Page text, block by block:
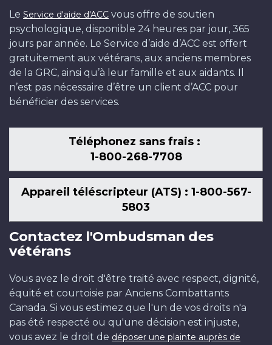
Le Service d'aide d'ACC vous offre de soutien
psychologique, disponible 24 heures par jour, 365
jours par année. Le Service d’aide d’ACC est offert
gratuitement aux vétérans, aux anciens membres
de la GRC, ainsi qu’à leur famille et aux aidants. Il
n’est pas nécessaire d’être un client d’ACC pour
bénéficier des services.
Téléphonez sans frais :
1-800-268-7708
Appareil téléscripteur (ATS) : 1-800-567-
5803
Contactez l'Ombudsman des
vétérans
Vous avez le droit d'être traité avec respect, dignité,
équité et courtoisie par Anciens Combattants
Canada. Si vous estimez que l'un de vos droits n'a
pas été respecté ou qu'une décision est injuste,
vous avez le droit de déposer une plainte auprès de